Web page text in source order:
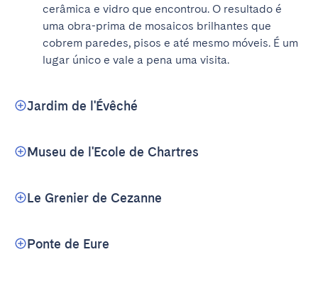
cerâmica e vidro que encontrou. O resultado é
uma obra-prima de mosaicos brilhantes que
cobrem paredes, pisos e até mesmo móveis. É um
lugar único e vale a pena uma visita.
Jardim de l'Évêché
Museu de l'Ecole de Chartres
Le Grenier de Cezanne
Ponte de Eure